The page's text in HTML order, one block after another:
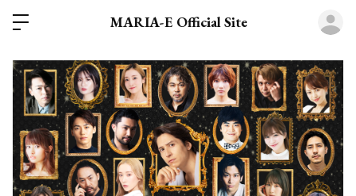
MARIA-E Official Site